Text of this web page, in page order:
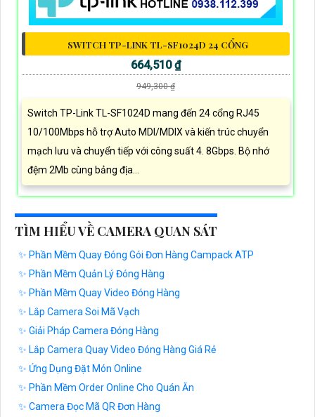
SWITCH TP-LINK TL-SF1024D 24 CỔNG
664,510 ₫
949,300 ₫
Switch TP-Link TL-SF1024D mang đến 24 cổng RJ45
10/100Mbps hỗ trợ Auto MDI/MDIX và kiến trúc chuyển
mạch lưu và chuyển tiếp với công suất 4. 8Gbps. Bộ nhớ
đệm 2Mb cùng bảng địa...
TÌM HIỂU VỀ CAMERA QUAN SÁT
✨ Phần Mềm Quay Đóng Gói Đơn Hàng Campack ATP
✨ Phần Mềm Quản Lý Đóng Hàng
✨ Phần Mềm Quay Video Đóng Hàng
✨ Lắp Camera Soi Mã Vạch
✨ Giải Pháp Camera Đóng Hàng
✨ Lắp Camera Quay Video Đóng Hàng Giá Rẻ
✨ Ứng Dụng Đặt Món Online
✨ Phần Mềm Order Online Cho Quán Ăn
✨ Camera Đọc Mã QR Đơn Hàng